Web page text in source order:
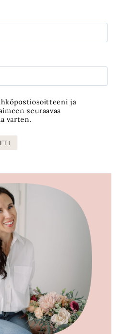
ja
seuraavaa
varten.